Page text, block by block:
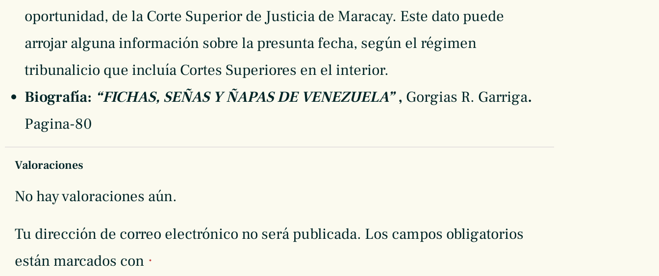
oportunidad, de la Corte Superior de Justicia de Maracay. Este dato puede
arrojar alguna información sobre la presunta fecha, según el régimen
tribunalicio que incluía Cortes Superiores en el interior.
Biografía: “FICHAS, SEÑAS Y ÑAPAS DE VENEZUELA”, Gorgias R. Garriga.
Pagina-80
Valoraciones
No hay valoraciones aún.
Tu dirección de correo electrónico no será publicada. Los campos obligatorios
están marcados con *